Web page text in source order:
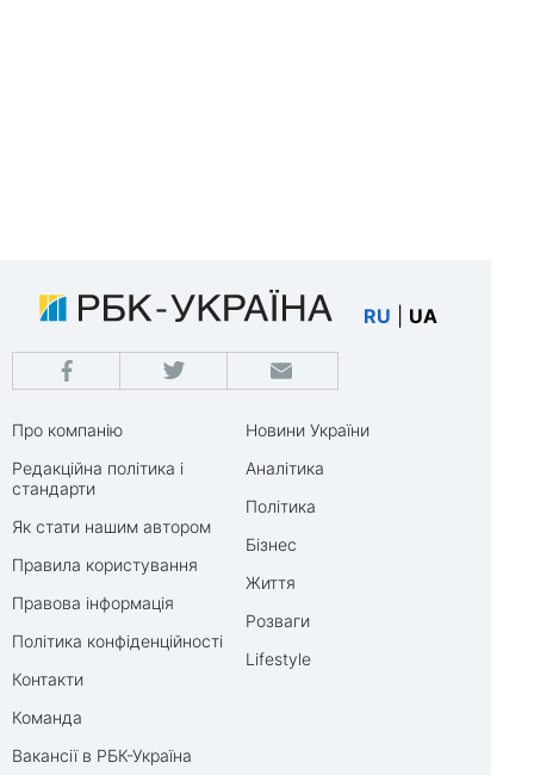
RU UA
Про компанію
Редакційна політика і
стандарти
Як стати нашим автором
Правила користування
Правова інформація
Політика конфіденційності
Контакти
Команда
Вакансії в РБК-Україна
Новини України
Аналітика
Політика
Бізнес
Життя
Розваги
Lifestyle